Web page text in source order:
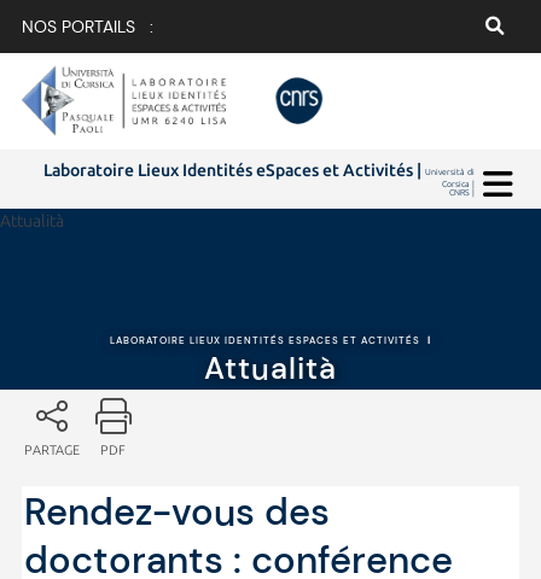
NOS PORTAILS :
Laboratoire Lieux Identités eSpaces et Activités |Università di
Corsica |
CNRS |
Attualità
LABORATOIRE LIEUX IDENTITÉS ESPACES ET ACTIVITÉS |
Attualità
PARTAGE PDF
Rendez-vous des
doctorants : conférence